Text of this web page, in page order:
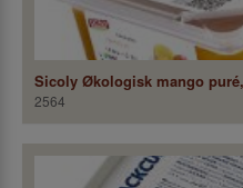
Sicoly Økologisk mango
2564